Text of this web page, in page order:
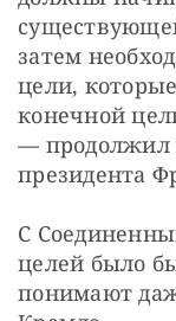
затем
цели,
конечной
— продолжил
президента
С
целей было
понимают